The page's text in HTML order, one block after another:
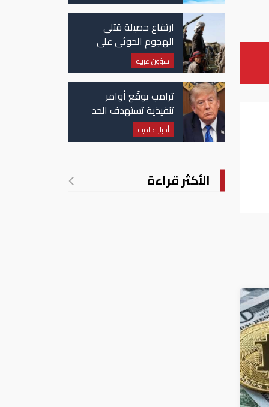
ارتفاع حصيلة قتلى
الهجوم الحوثي على
قتيلًا وعشرات الجرحى
شؤون عربية
ترامب يوقّع أوامر
تنفيذية تستهدف الحد
من منح الجنسية
الأمريكية بالولادة
أخبار عالمية
الأكثر قراءة